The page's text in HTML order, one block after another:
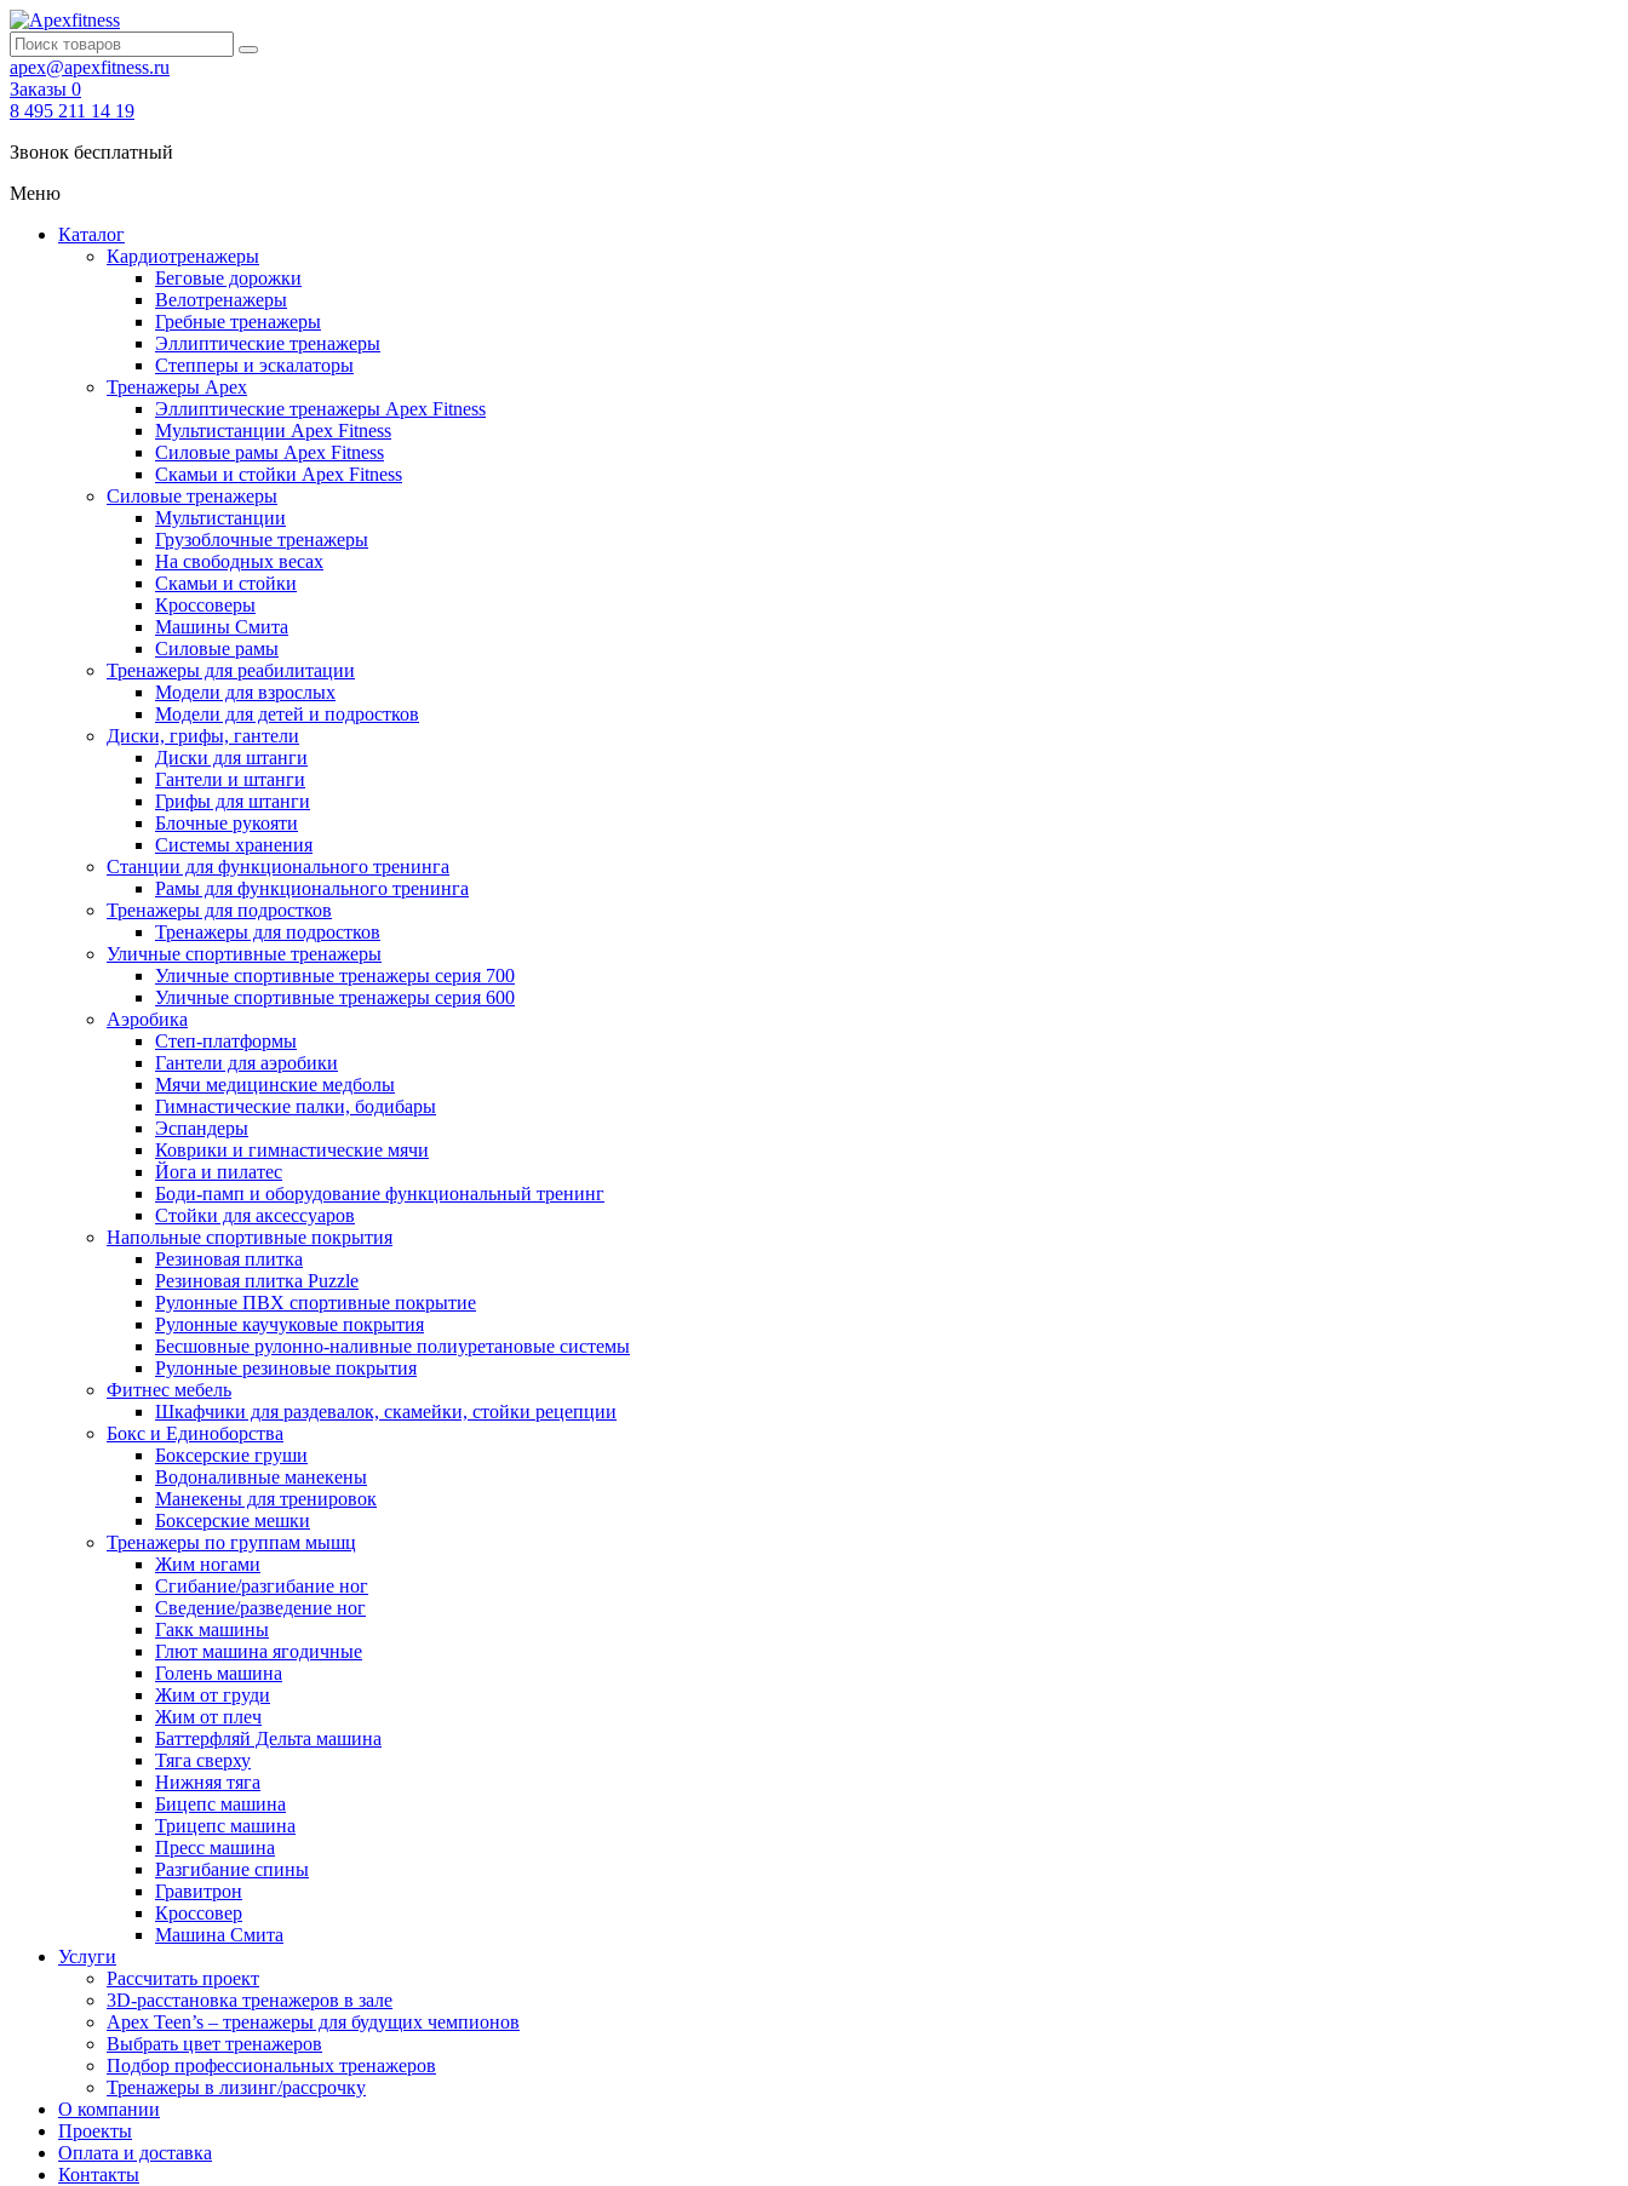
apex@apexfitness.ru
Заказы 0
8 495 211 14 19
Звонок бесплатный
Меню
Каталог
Кардиотренажеры
Беговые дорожки
Велотренажеры
Гребные тренажеры
Эллиптические тренажеры
Степперы и эскалаторы
Тренажеры Apex
Эллиптические тренажеры Apex Fitness
Мультистанции Apex Fitness
Силовые рамы Apex Fitness
Скамьи и стойки Apex Fitness
Силовые тренажеры
Мультистанции
Грузоблочные тренажеры
На свободных весах
Скамьи и стойки
Кроссоверы
Машины Смита
Силовые рамы
Тренажеры для реабилитации
Модели для взрослых
Модели для детей и подростков
Диски, грифы, гантели
Диски для штанги
Гантели и штанги
Грифы для штанги
Блочные рукояти
Системы хранения
Станции для функционального тренинга
Рамы для функционального тренинга
Тренажеры для подростков
Тренажеры для подростков
Уличные спортивные тренажеры
Уличные спортивные тренажеры серия 700
Уличные спортивные тренажеры серия 600
Аэробика
Степ-платформы
Гантели для аэробики
Мячи медицинские медболы
Гимнастические палки, бодибары
Эспандеры
Коврики и гимнастические мячи
Йога и пилатес
Боди-памп и оборудование функциональный тренинг
Стойки для аксессуаров
Напольные спортивные покрытия
Резиновая плитка
Резиновая плитка Puzzle
Рулонные ПВХ спортивные покрытие
Рулонные каучуковые покрытия
Бесшовные рулонно-наливные полиуретановые системы
Рулонные резиновые покрытия
Фитнес мебель
Шкафчики для раздевалок, скамейки, стойки рецепции
Бокс и Единоборства
Боксерские груши
Водоналивные манекены
Манекены для тренировок
Боксерские мешки
Тренажеры по группам мышц
Жим ногами
Сгибание/разгибание ног
Сведение/разведение ног
Гакк машины
Глют машина ягодичные
Голень машина
Жим от груди
Жим от плеч
Баттерфляй Дельта машина
Тяга сверху
Нижняя тяга
Бицепс машина
Трицепс машина
Пресс машина
Разгибание спины
Гравитрон
Кроссовер
Машина Смита
Услуги
Рассчитать проект
3D-расстановка тренажеров в зале
Apex Teen’s – тренажеры для будущих чемпионов
Выбрать цвет тренажеров
Подбор профессиональных тренажеров
Тренажеры в лизинг/рассрочку
О компании
Проекты
Оплата и доставка
Контакты